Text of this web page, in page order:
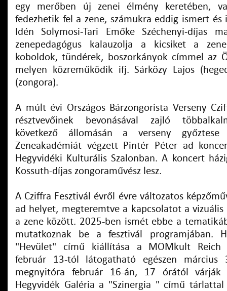
egy merőben új zenei élmény keretében,
fedezhetik fel a zene, számukra eddig ismert
Idén Solymosi-Tari Emőke Széchenyi-díjas
zenepedagógus kalauzolja a kicsiket a
koboldok, tündérek, boszorkányok címmel az
melyen közreműködik ifj. Sárközy Lajos
(zongora).
A múlt évi Országos Bárzongorista Verseny
résztvevőinek bevonásával zajló
következő állomásán a verseny
Zeneakadémiát végzett Pintér Péter ad
Hegyvidéki Kulturális Szalonban. A koncert
Kossuth-díjas zongoraművész lesz.
A Cziffra Fesztivál évről évre változatos
ad helyet, megteremtve a kapcsolatot a vizuális
a zene között. 2025-ben ismét ebbe a
mutatkoznak be a fesztivál programjában.
"Hevület" című kiállítása a MOMkult Reich
február 13-tól látogatható egészen március
megnyitóra február 16-án, 17 órától várják
Hegyvidék Galéria a "Szinergia " című tárlattal